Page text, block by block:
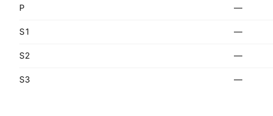
P —
S1 —
S2 —
S3 —